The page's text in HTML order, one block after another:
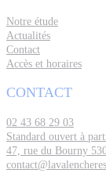
Notre étude
Actualités
Contact
Accès et horaires
CONTACT
02 43 68 29 03
Standard ouvert à
47, rue du Bourny